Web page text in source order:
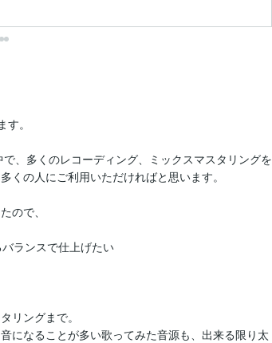
。
、多くのレコーディング、ミックスマスタリングを
くの人にご利用いただければと思います。
ので、
ランスで仕上げたい
リングまで。
になることが多い歌ってみた音源も、出来る限り太